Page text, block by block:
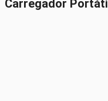
Carregador Portátil